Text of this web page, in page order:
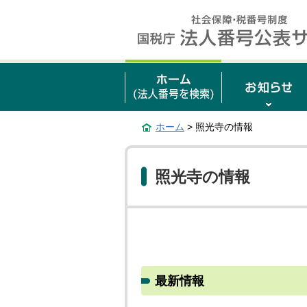
ホーム > 照光寺の情報
照光寺の情報
最新情報